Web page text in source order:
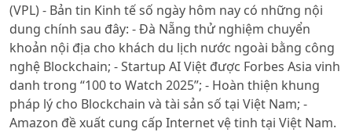
10s
10s
(VPL) - Bản tin Kinh tế số ngày hôm nay có những nội
dung chính sau đây: - Đà Nẵng thử nghiệm chuyển
khoản nội địa cho khách du lịch nước ngoài bằng công
nghệ Blockchain; - Startup AI Việt được Forbes Asia vinh
danh trong “100 to Watch 2025”; - Hoàn thiện khung
pháp lý cho Blockchain và tài sản số tại Việt Nam; -
Amazon đề xuất cung cấp Internet vệ tinh tại Việt Nam.